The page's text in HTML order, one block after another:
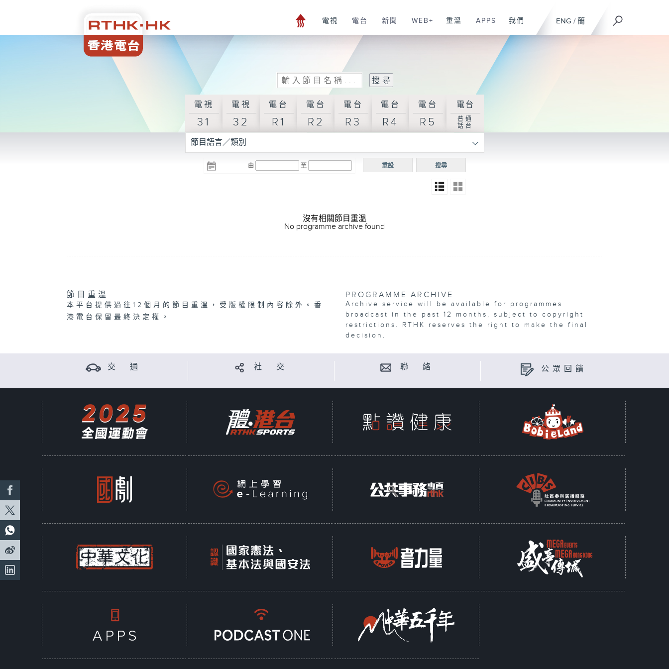
ENG / 簡
電視 電台 新聞 WEB+ 重溫 APPS 我們
電視
31
電視
32
電台
R1
電台
R2
電台
R3
電台
R4
電台
R5
電台
普通
話台
節目語言／類別
由 至 搜尋
重設
沒有相關節目重溫
No programme archive found
節目重溫
本平台提供過往12個月的節目重溫，受版權限制內容除外。香
港電台保留最終決定權。
PROGRAMME ARCHIVE
Archive service will be available for programmes
broadcast in the past 12 months, subject to copyright
restrictions. RTHK reserves the right to make the final
decision.
交 通 社 交 聯 絡 公眾回饋